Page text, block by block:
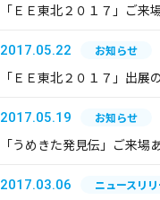
「ＥＥ東北２０１７」ご
2017.05.22 お知らせ
「ＥＥ東北２０１７」出展
2017.05.19 お知らせ
「うめきた発見伝」ご来場
2017.03.06 ニュースリリ